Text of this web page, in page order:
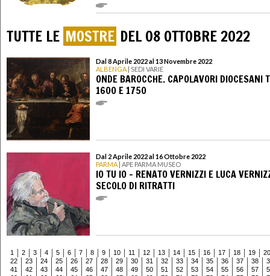
TUTTE LE MOSTRE DEL 08 OTTOBRE 2022
Dal 8 Aprile 2022 al 13 Novembre 2022
ALBENGA | SEDI VARIE
ONDE BAROCCHE. CAPOLAVORI DIOCESANI
1600 E 1750
Dal 2 Aprile 2022 al 16 Ottobre 2022
PARMA | APE PARMA MUSEO
IO TU IO – RENATO VERNIZZI E LUCA
SECOLO DI RITRATTI
1 2 3 4 5 6 7 8 9 10 11 12 13 14 15 16 17 18 19
20
22
23 24 25 26 27 28 29 30 31 32 33 34 35 36 37 38
41
42 43 44 45 46 47 48 49 50 51 52 53 54 55 56 57